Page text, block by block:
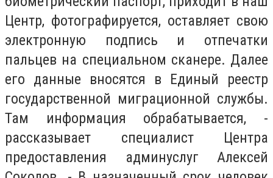
Центр, фотографируется, оставляет свою
электронную подпись и отпечатки
пальцев на специальном сканере. Далее
его данные вносятся в Единый реестр
государственной миграционной службы.
Там информация обрабатывается, -
рассказывает специалист Центра
предоставления админуслуг Алексей